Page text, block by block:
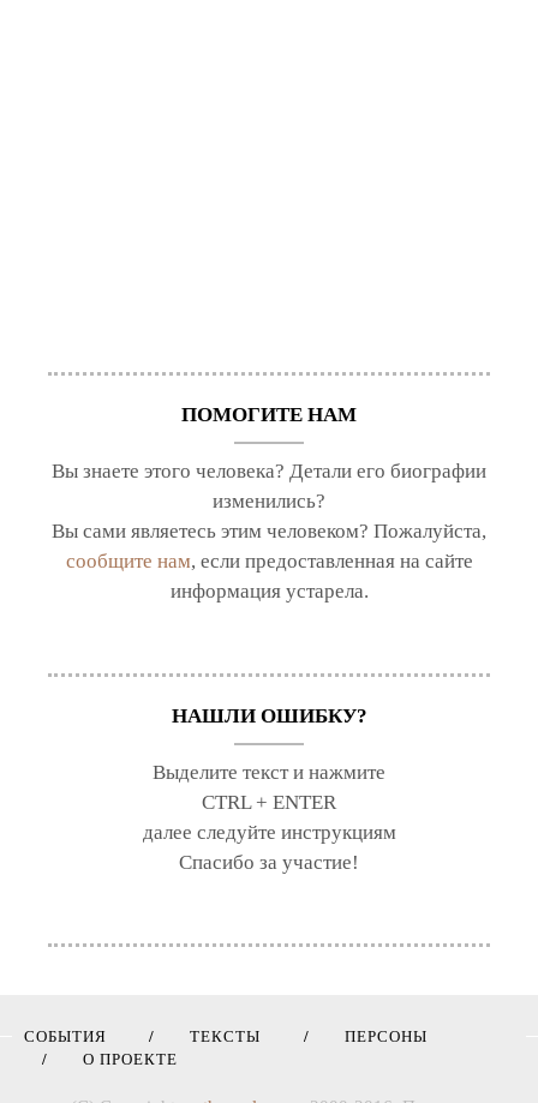
ПОМОГИТЕ НАМ
Вы знаете этого человека? Детали его биографии
изменились?
Вы сами являетесь этим человеком? Пожалуйста,
сообщите нам, если предоставленная на сайте
информация устарела.
НАШЛИ ОШИБКУ?
Выделите текст и нажмите
CTRL + ENTER
далее следуйте инструкциям
Спасибо за участие!
СОБЫТИЯ ТЕКСТЫ
ПЕРСОНЫ
О ПРОЕКТЕ